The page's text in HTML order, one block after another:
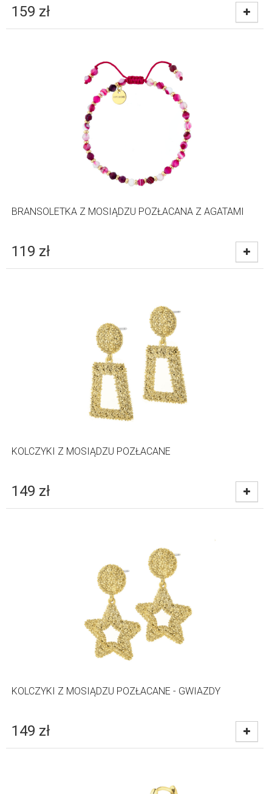
159 zł
BRANSOLETKA Z MOSIĄDZU POZŁACANA Z AGATAMI
119 zł
KOLCZYKI Z MOSIĄDZU POZŁACANE
149 zł
KOLCZYKI Z MOSIĄDZU POZŁACANE - GWIAZDY
149 zł